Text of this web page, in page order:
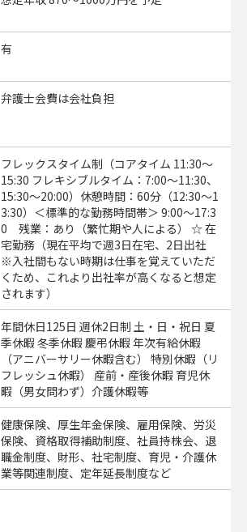
有
弁護士会費は会社負担
フレックスタイム制（コアタイム 11:30～
15:30 フレキシブルタイム：7:00～11:30、
15:30～20:00）休憩時間：60分（12:30～1
3:30）＜標準的な勤務時間帯＞ 9:00～17:3
0 残業：あり（繁忙期や人による） ☆ 在
宅勤務（現在平均で週3日在宅、2日出社
※入社間もない時期は仕事を覚えていただ
くため、これより出社率が高くなると想定
されます）
年間休日125日 週休2日制 土・日・祝日 夏
季休暇 冬季休暇 慶弔休暇 年次有給休暇
（アニバーサリー休暇含む） 特別休暇（リ
フレッシュ休暇） 産前・産後休暇 育児休
暇（男女問わず）介護休暇等
健康保険、厚生年金保険、雇用保険、労災
保険、資格取得補助制度、社員持株会、退
職金制度、財形、社宅制度、育児・介護休
業等関連制度、定年延長制度など